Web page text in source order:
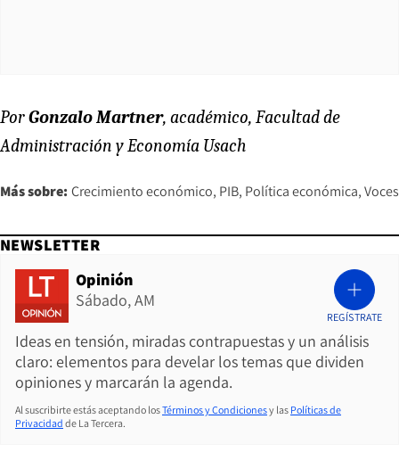
PorGonzalo Martner, académico, Facultad de
Administración y Economía Usach
Más sobre: Crecimiento económico PIB Política económica Voces
NEWSLETTER
Opinión
Sábado, AM
Ideas en tensión, miradas contrapuestas y un análisis
claro: elementos para develar los temas que dividen
opiniones y marcarán la agenda.
REGÍSTRATE
Al suscribirte estás aceptando losTérminos y Condicionesy las Políticas de
Privacidad de La Tercera.